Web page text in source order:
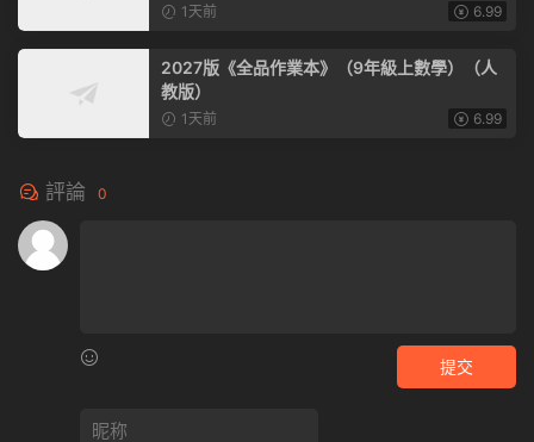
1天前 6.99
2027版《全品作業本》（9年級上數學）（人
教版）
1天前 6.99
評論 0
提交